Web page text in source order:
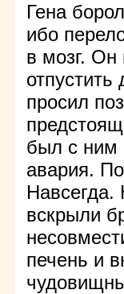
Гена
ибо
в мозг. Он
просил
был с ним
авария.
Навсегда.
вскрыли
печень и